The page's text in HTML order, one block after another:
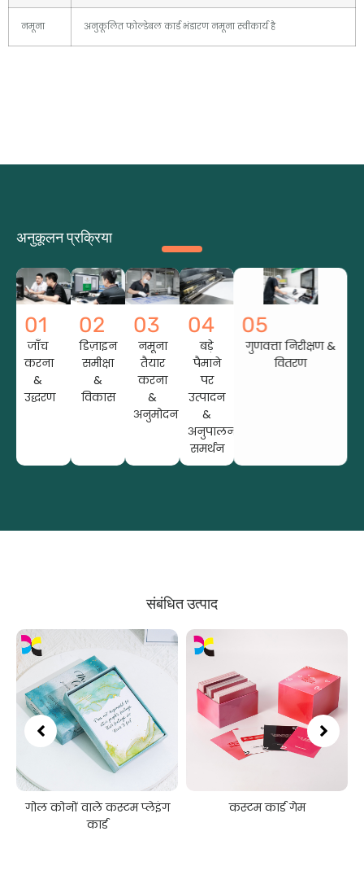
नमूना अनुकूलित फोल्डेबल कार्ड भंडारण नमूना स्वीकार्य है
अनुकूलन प्रक्रिया
01
जाँच
करना
&
उद्धरण
02
डिज़ाइन
समीक्षा
&
विकास
03
नमूना
तैयार
करना
&
अनुमोदन
04
बड़े
पैमाने
पर
उत्पादन
&
अनुपालन
समर्थन
05
गुणवत्ता निरीक्षण &
वितरण
संबंधित उत्पाद
गोल कोनों वाले कस्टम प्लेइंग
कार्ड
कस्टम कार्ड गेम